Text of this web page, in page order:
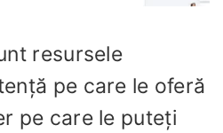
resursele
pe care le oferă
pe care le puteți